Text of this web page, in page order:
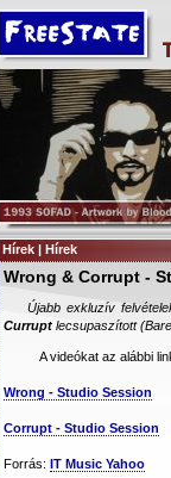
Hírek | Hírek
Wrong & Corrupt -
Újabb exkluzív
Currupt lecsupaszított
A videókat az alábbi
Wrong - Studio Session
Corrupt - Studio Session
Forrás: IT Music Yahoo